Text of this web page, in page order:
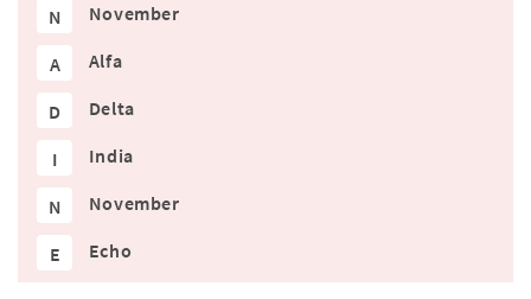
N November
A Alfa
D Delta
I India
N November
E Echo